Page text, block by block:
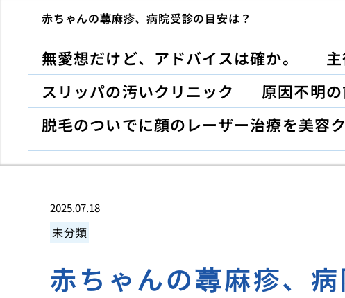
赤ちゃんの蕁麻疹、病院受診の目安は？
無愛想だけど、アドバイスは確か。
スリッパの汚いクリニック
原因不明
脱毛のついでに顔のレーザー治療を美容
2025.07.18
未分類
赤ちゃんの蕁麻疹、